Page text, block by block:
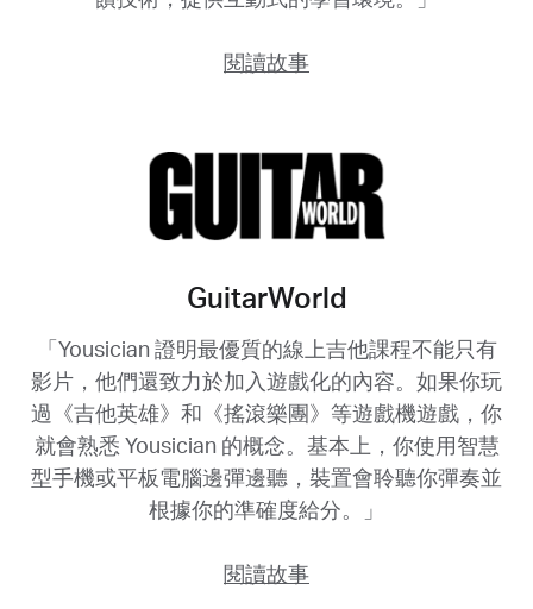
閱讀故事
GuitarWorld
「Yousician 證明最優質的線上吉他課程不能只有
影片，他們還致力於加入遊戲化的內容。如果你玩
過《吉他英雄》和《搖滾樂團》等遊戲機遊戲，你
就會熟悉 Yousician 的概念。基本上，你使用智慧
型手機或平板電腦邊彈邊聽，裝置會聆聽你彈奏並
根據你的準確度給分。」
閱讀故事